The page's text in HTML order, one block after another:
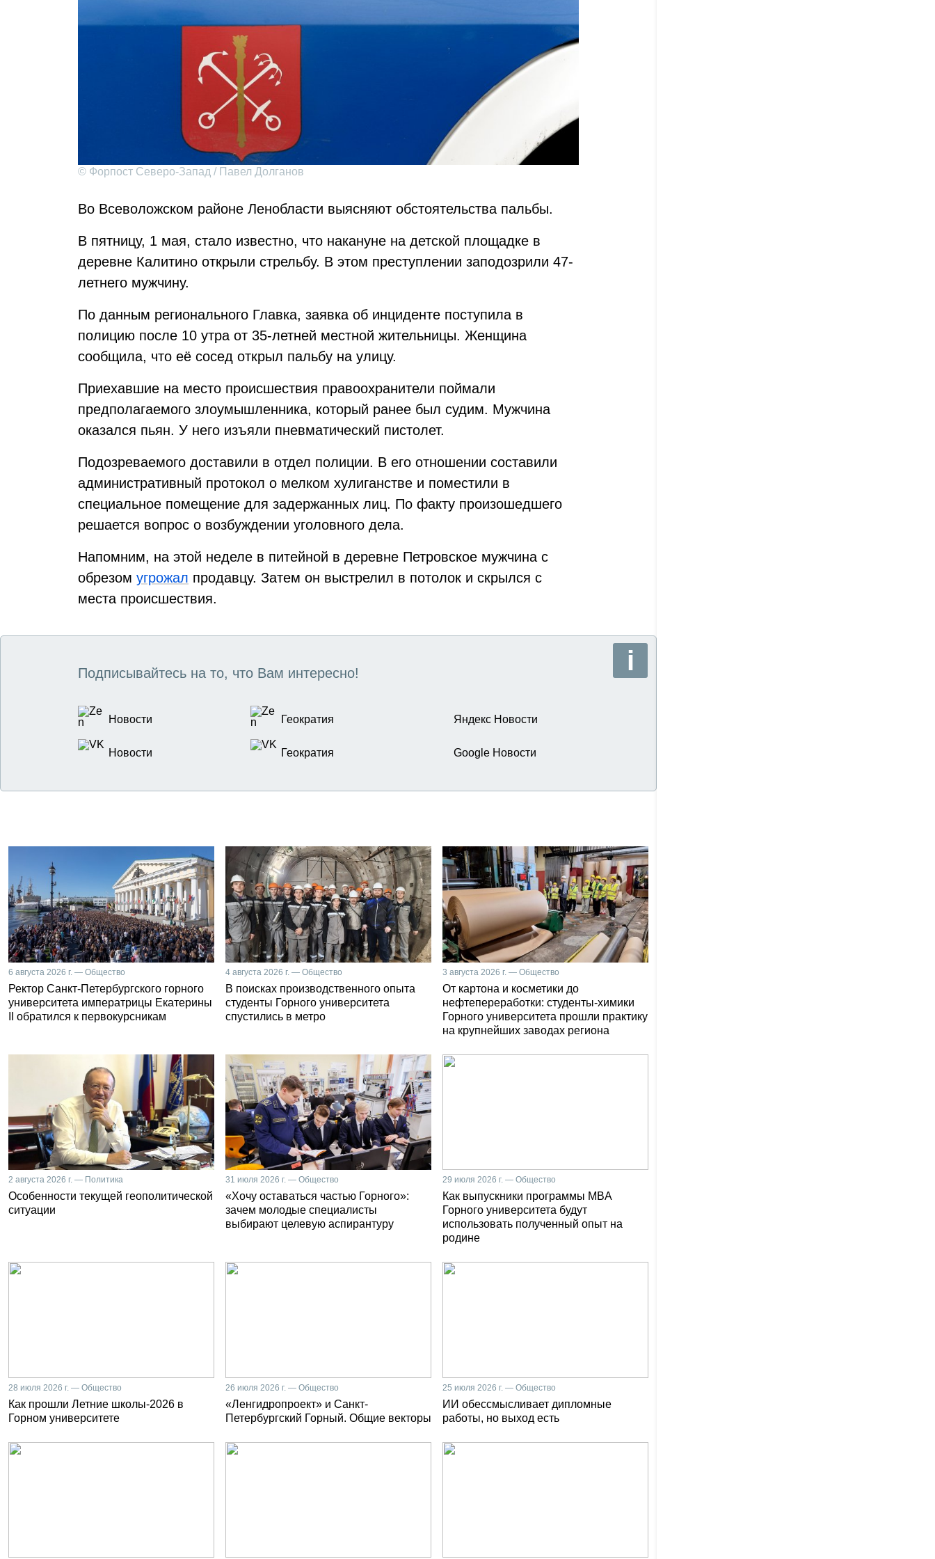
© Форпост Северо-Запад / Павел Долганов
Во Всеволожском районе Ленобласти выясняют обстоятельства пальбы.
В пятницу, 1 мая, стало известно, что накануне на детской площадке в
деревне Калитино открыли стрельбу. В этом преступлении заподозрили 47-
летнего мужчину.
По данным регионального Главка, заявка об инциденте поступила в
полицию после 10 утра от 35-летней местной жительницы. Женщина
сообщила, что её сосед открыл пальбу на улицу.
Приехавшие на место происшествия правоохранители поймали
предполагаемого злоумышленника, который ранее был судим. Мужчина
оказался пьян. У него изъяли пневматический пистолет.
Подозреваемого доставили в отдел полиции. В его отношении составили
административный протокол о мелком хулиганстве и поместили в
специальное помещение для задержанных лиц. По факту произошедшего
решается вопрос о возбуждении уголовного дела.
Напомним, на этой неделе в питейной в деревне Петровское мужчина с
обрезом угрожал продавцу. Затем он выстрелил в потолок и скрылся с
места происшествия.
Подписывайтесь на то, что Вам интересно!
Новости Геократия Яндекс Новости
Новости Геократия Google Новости
6 августа 2026 г. — Общество
Ректор Санкт-Петербургского горного
университета императрицы Екатерины
II обратился к первокурсникам
4 августа 2026 г. — Общество
В поисках производственного опыта
студенты Горного университета
спустились в метро
3 августа 2026 г. — Общество
От картона и косметики до
нефтепереработки: студенты-химики
Горного университета прошли практику
на крупнейших заводах региона
2 августа 2026 г. — Политика
Особенности текущей геополитической
ситуации
31 июля 2026 г. — Общество
«Хочу оставаться частью Горного»:
зачем молодые специалисты
выбирают целевую аспирантуру
29 июля 2026 г. — Общество
Как выпускники программы MBA
Горного университета будут
использовать полученный опыт на
родине
28 июля 2026 г. — Общество
Как прошли Летние школы-2026 в
Горном университете
26 июля 2026 г. — Общество
«Ленгидропроект» и Санкт-
Петербургский Горный. Общие векторы
25 июля 2026 г. — Общество
ИИ обессмысливает дипломные
работы, но выход есть